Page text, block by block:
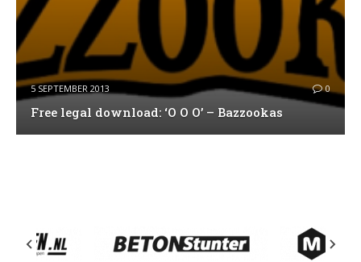
5 SEPTEMBER 2013 0
Free legal download: ‘O O O’ – Bazzookas